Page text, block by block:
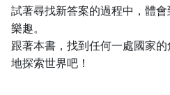
試著尋找新答案的過程中，體
樂趣。
跟著本書，找到任何一處國家
地探索世界吧！